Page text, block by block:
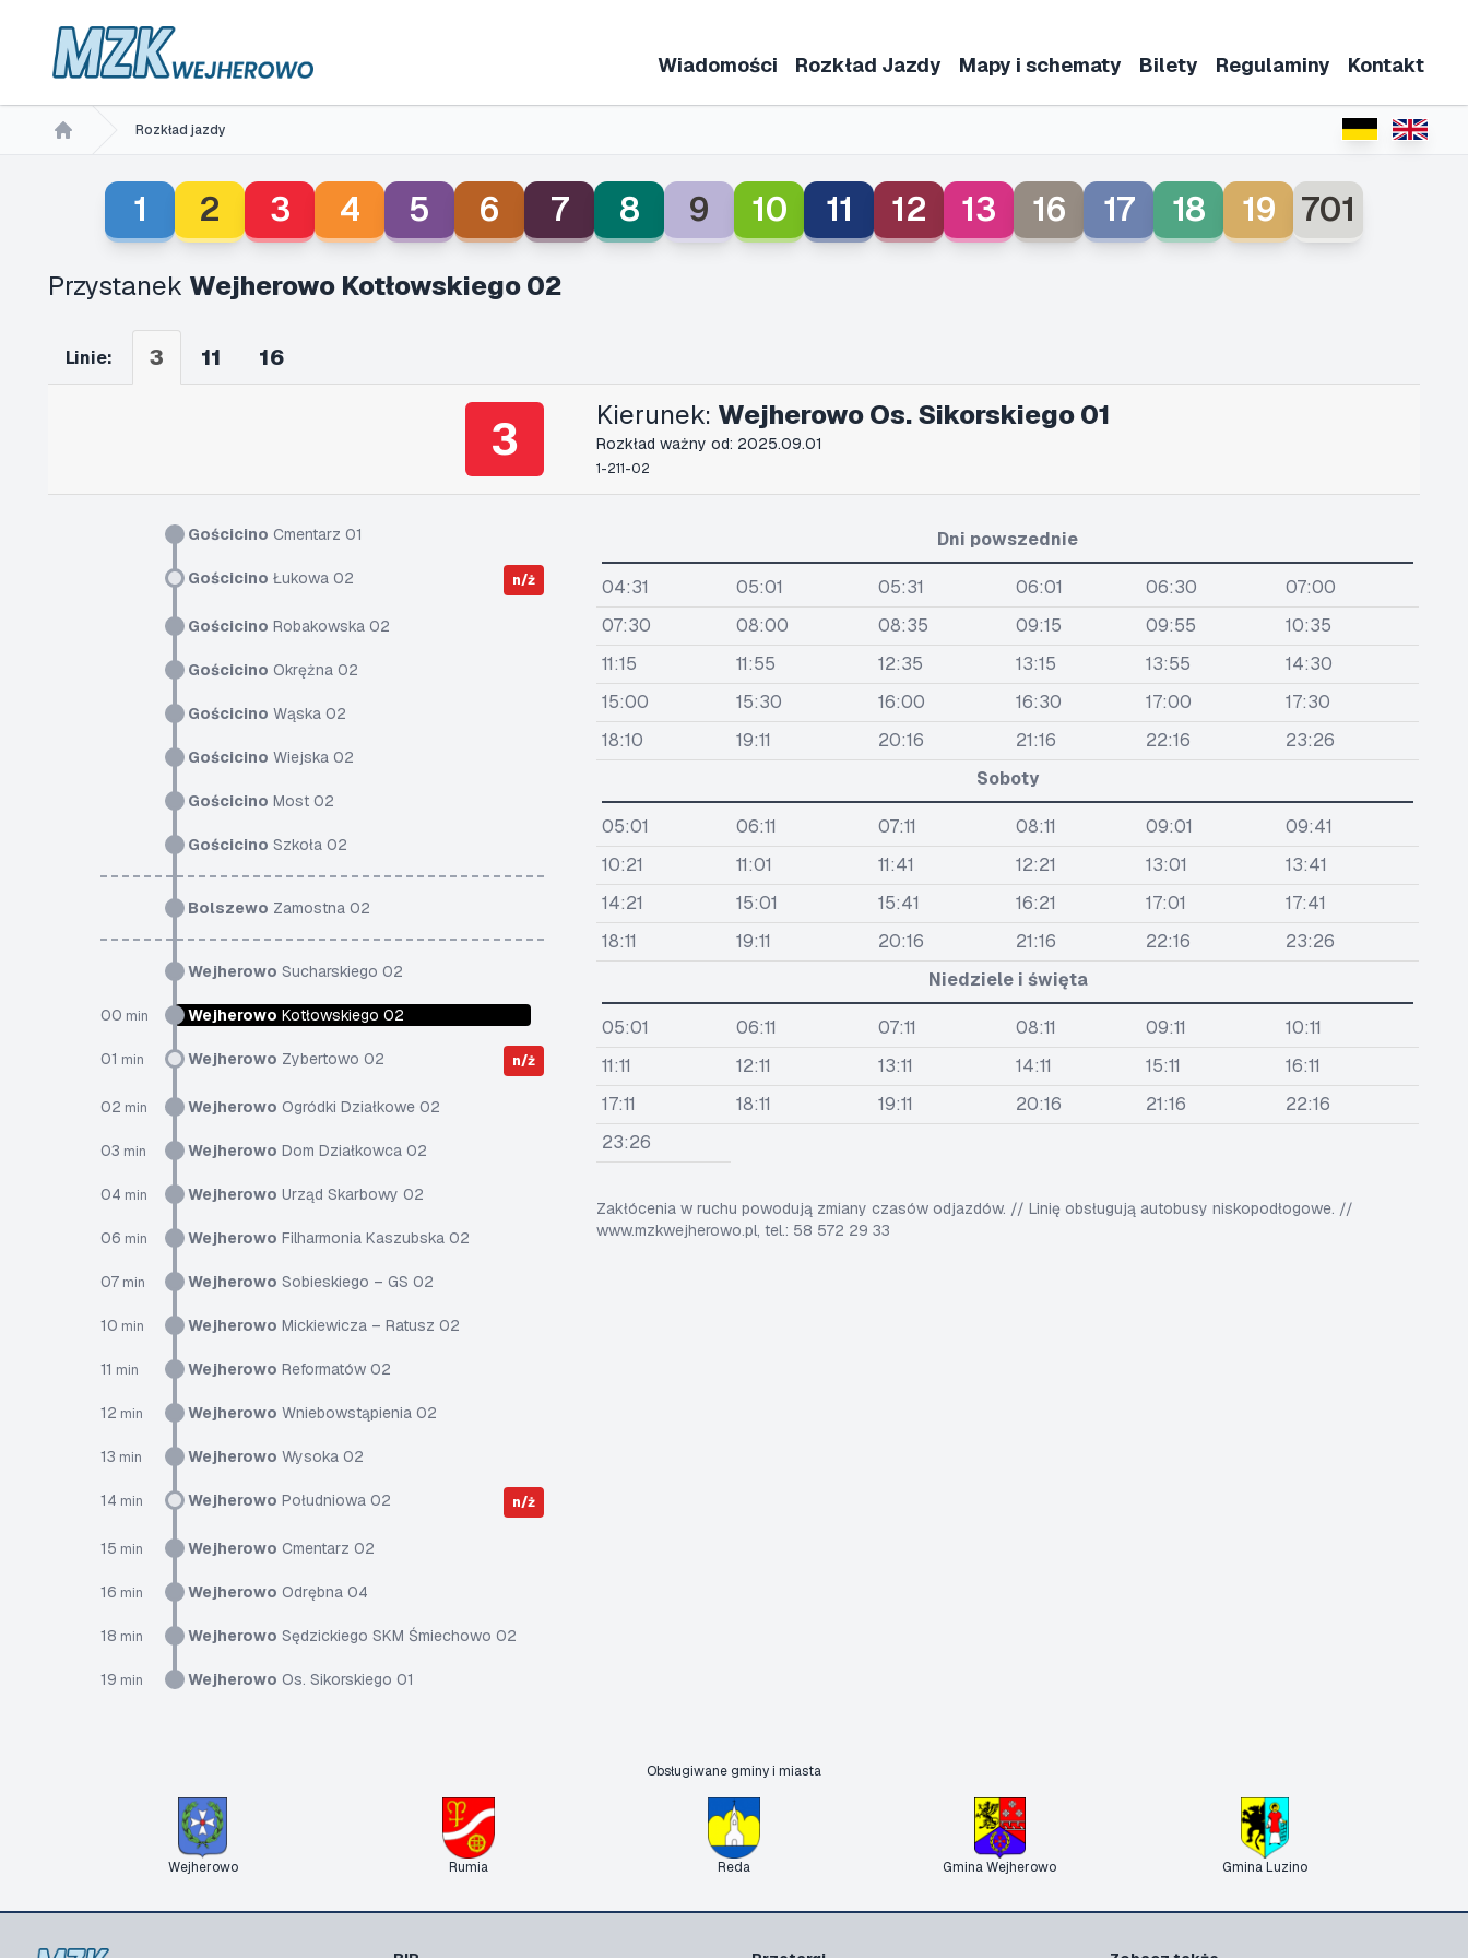
Wiadomości Rozkład Jazdy Mapy i schematy Bilety Regulaminy Kontakt
Rozkład jazdy
1 2 3 4 5 6 7 8 9 10 11 12 13 16 17 18 19 701
Przystanek Wejherowo Kotłowskiego 02
Linie: 3 11 16
3 Kierunek: Wejherowo Os. Sikorskiego 01
Rozkład ważny od: 2025.09.01
1-211-02
Gościcino Cmentarz 01
Gościcino Łukowa 02 n/ż
Gościcino Robakowska 02
Gościcino Okrężna 02
Gościcino Wąska 02
Gościcino Wiejska 02
Gościcino Most 02
Gościcino Szkoła 02
Bolszewo Zamostna 02
Wejherowo Sucharskiego 02
00 min Wejherowo Kotłowskiego 02
01 min Wejherowo Zybertowo 02 n/ż
02 min Wejherowo Ogródki Działkowe 02
03 min Wejherowo Dom Działkowca 02
04 min Wejherowo Urząd Skarbowy 02
06 min Wejherowo Filharmonia Kaszubska 02
07 min Wejherowo Sobieskiego – GS 02
10 min Wejherowo Mickiewicza – Ratusz 02
11 min Wejherowo Reformatów 02
12 min Wejherowo Wniebowstąpienia 02
13 min Wejherowo Wysoka 02
14 min Wejherowo Południowa 02 n/ż
15 min Wejherowo Cmentarz 02
16 min Wejherowo Odrębna 04
18 min Wejherowo Sędzickiego SKM Śmiechowo 02
19 min Wejherowo Os. Sikorskiego 01
Dni powszednie
04:31 05:01 05:31 06:01 06:30
07:00
07:30
08:00 08:35 09:15 09:55
10:35
11:15
11:55 12:35 13:15 13:55
14:30
15:00
15:30 16:00 16:30 17:00
17:30
18:10
19:11 20:16 21:16 22:16
23:26
Soboty
05:01 06:11 07:11 08:11 09:01
09:41
10:21
11:01 11:41 12:21 13:01
13:41
14:21
15:01 15:41 16:21 17:01
17:41
18:11
19:11 20:16 21:16 22:16
23:26
Niedziele i święta
05:01 06:11 07:11 08:11 09:11
10:11
11:11
12:11 13:11 14:11 15:11
16:11
17:11
18:11 19:11 20:16 21:16
22:16
23:26
Zakłócenia w ruchu powodują zmiany czasów odjazdów. // Linię obsługują autobusy niskopodłogowe. //
www.mzkwejherowo.pl, tel.: 58 572 29 33
Obsługiwane gminy i miasta
Wejherowo Rumia Reda Gmina Wejherowo Gmina Luzino